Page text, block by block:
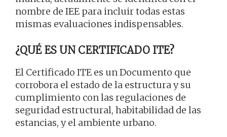
nombre de IEE para incluir todas estas
mismas evaluaciones indispensables.
¿QUÉ ES UN CERTIFICADO ITE?
El Certificado ITE es un Documento que
corrobora el estado de la estructura y su
cumplimiento con las regulaciones de
seguridad estructural, habitabilidad de las
estancias, y el ambiente urbano.